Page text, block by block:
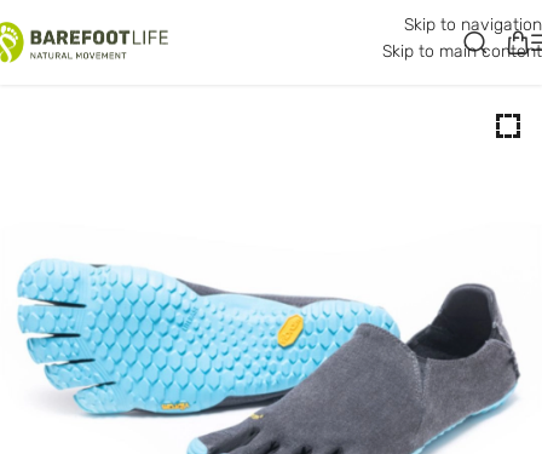
Skip to navigation
Skip to main content
50% -